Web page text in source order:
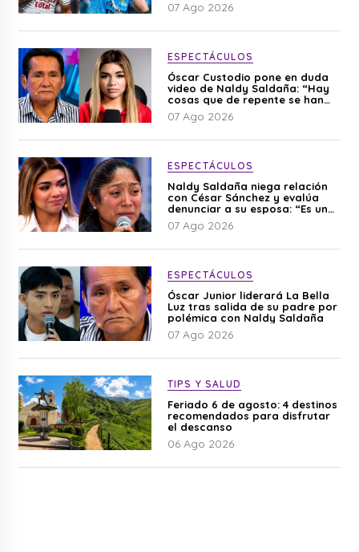
07 Ago 2026
ESPECTÁCULOS
Óscar Custodio pone en duda
video de Naldy Saldaña: “Hay
cosas que de repente se han
editado”
07 Ago 2026
ESPECTÁCULOS
Naldy Saldaña niega relación
con César Sánchez y evalúa
denunciar a su esposa: “Es una
difamación”
07 Ago 2026
ESPECTÁCULOS
Óscar Junior liderará La Bella
Luz tras salida de su padre por
polémica con Naldy Saldaña
07 Ago 2026
TIPS Y SALUD
Feriado 6 de agosto: 4 destinos
recomendados para disfrutar
el descanso
06 Ago 2026